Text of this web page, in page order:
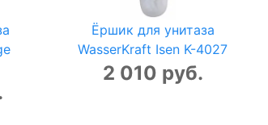
Ёршик для унитаза
WasserKraft Isen K-4027
2 010 руб.